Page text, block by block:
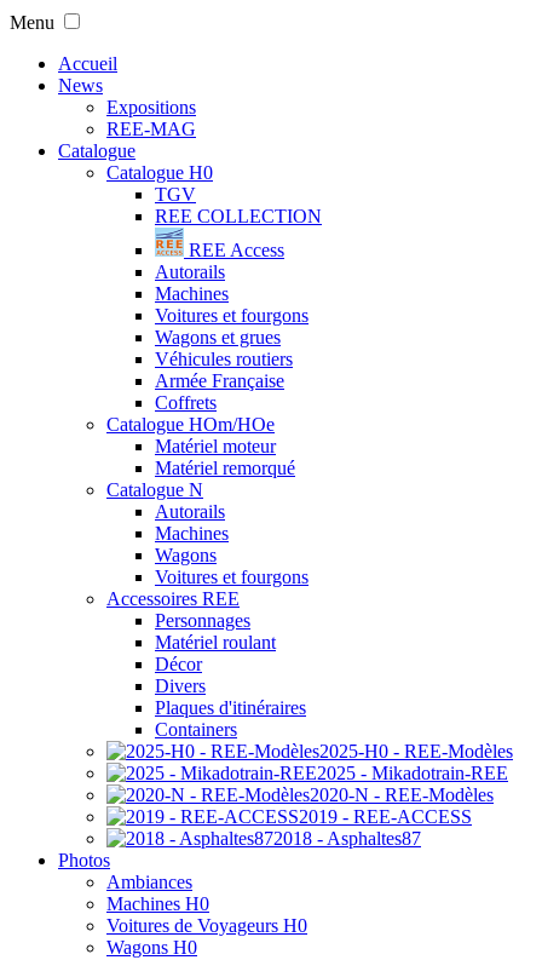
Menu
Accueil
News
Expositions
REE-MAG
Catalogue
Catalogue H0
TGV
REE COLLECTION
REE Access
Autorails
Machines
Voitures et fourgons
Wagons et grues
Véhicules routiers
Armée Française
Coffrets
Catalogue HOm/HOe
Matériel moteur
Matériel remorqué
Catalogue N
Autorails
Machines
Wagons
Voitures et fourgons
Accessoires REE
Personnages
Matériel roulant
Décor
Divers
Plaques d'itinéraires
Containers
2025-H0 - REE-Modèles
2025 - Mikadotrain-REE
2020-N - REE-Modèles
2019 - REE-ACCESS
2018 - Asphaltes87
Photos
Ambiances
Machines H0
Voitures de Voyageurs H0
Wagons H0